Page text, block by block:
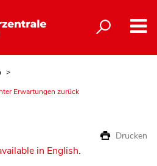
Erwartungen zurück
Drucken
in English.